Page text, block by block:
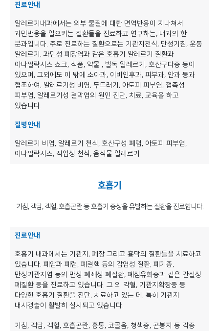
진료안내
알레르기내과에서는 외부 물질에 대한 면역반응이 지나쳐서
과민반응을 일으키는 질환들을 진료하고 연구하는, 내과의 한
분과입니다. 주로 진료하는 질환으로는 기관지천식, 만성기침, 운동
알레르기, 과민성 폐장염과 같은 호흡기 알레르기 질환과
아나필락시스 쇼크, 식품, 약물 , 벌독 알레르기, 호산구다증 등이
있으며, 그외에도 이 밖에 소아과, 이비인후과, 피부과, 안과 등과
협조하여, 알레르기성 비염, 두드러기, 아토피 피부염, 접촉성
피부염, 알레르기성 결막염의 원인 진단, 치료, 교육을 하고
있습니다.
질병안내
알레르기 비염, 알레르기 천식, 호산구성 폐렴, 아토피 피부염,
아나필락시스, 직업성 천식, 음식물 알레르기
호흡기
기침, 객담, 객혈, 호흡곤란 등 호흡기 증상을 유발하는 질환을 진료합니다.
진료안내
호흡기 내과에서는 기관지, 폐장 그리고 흉막의 질환들을 치료하고
있습니다. 폐암과 폐렴, 폐결핵 등의 감염성 질환, 폐기종,
만성기관지염 등의 만성 폐쇄성 폐질환, 폐섬유화증과 같은 간질성
폐질환 등을 진료하고 있습니다. 그 외 각혈, 기관지확장증 등
다양한 호흡기 질환을 진단, 치료하고 있는 데, 특히 기관지
내시경술이 활발히 실시되고 있습니다.
기침, 객담, 객혈, 호흡곤란, 흉통, 코골음, 청색증, 곤봉지 등 각종